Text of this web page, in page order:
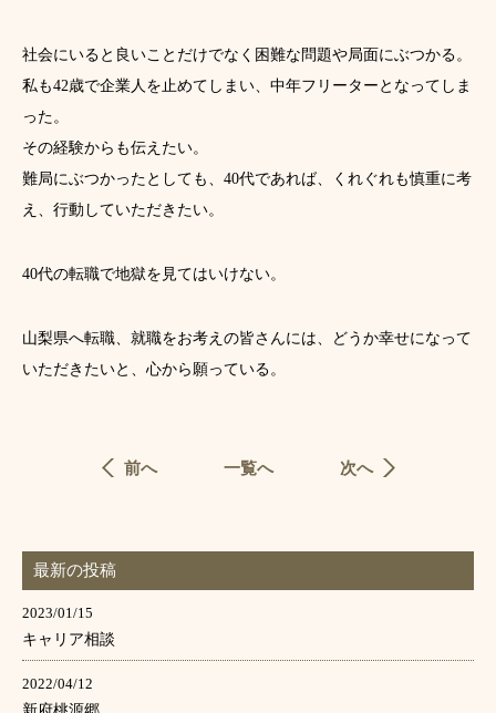
社会にいると良いことだけでなく困難な問題や局面にぶつかる。
私も42歳で企業人を止めてしまい、中年フリーターとなってしま
った。
その経験からも伝えたい。
難局にぶつかったとしても、40代であれば、くれぐれも慎重に考
え、行動していただきたい。
40代の転職で地獄を見てはいけない。
山梨県へ転職、就職をお考えの皆さんには、どうか幸せになって
いただきたいと、心から願っている。
前へ 一覧へ 次へ
最新の投稿
2023/01/15
キャリア相談
2022/04/12